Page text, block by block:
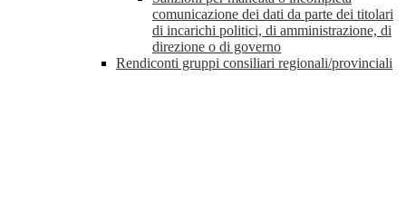
comunicazione dei dati da parte dei titolari
di incarichi politici, di amministrazione, di
direzione o di governo
Rendiconti gruppi consiliari regionali/provinciali